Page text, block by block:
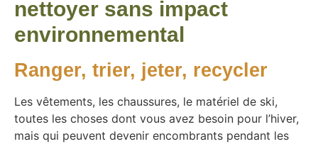
nettoyer sans impact
environnemental
Ranger, trier, jeter, recycler
Les vêtements, les chaussures, le matériel de ski,
toutes les choses dont vous avez besoin pour l’hiver,
mais qui peuvent devenir encombrants pendant les